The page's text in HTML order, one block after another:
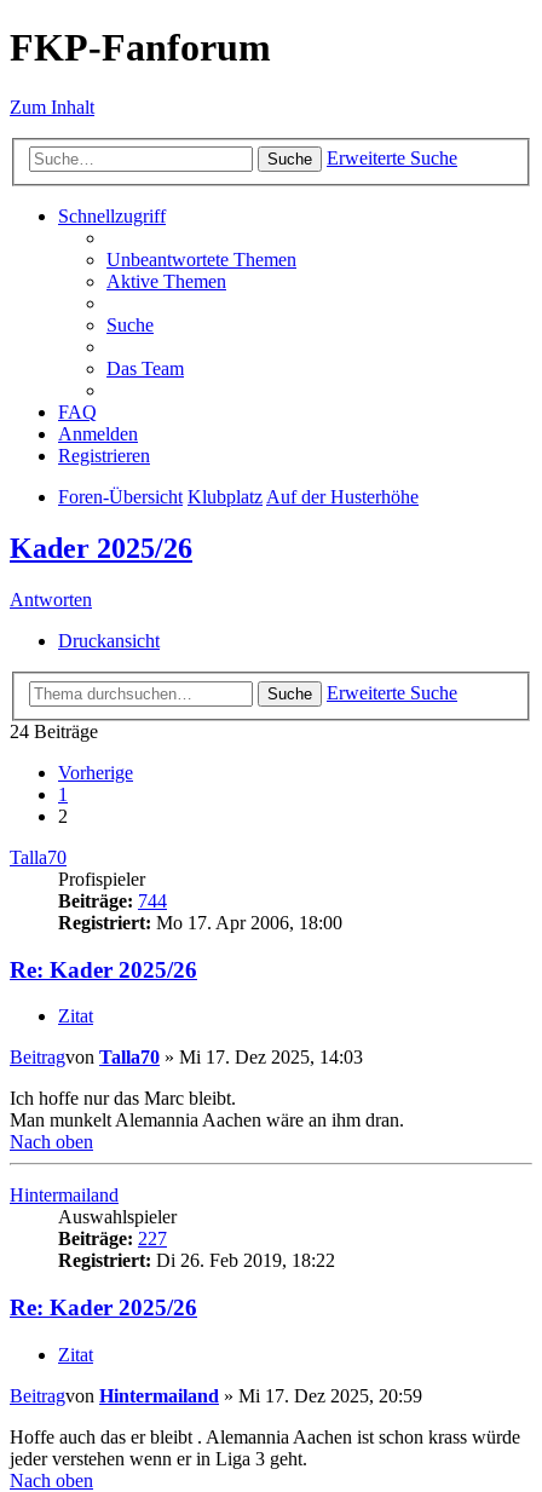
FKP-Fanforum
Zum Inhalt
Suche Erweiterte Suche
Schnellzugriff
Unbeantwortete Themen
Aktive Themen
Suche
Das Team
FAQ
Anmelden
Registrieren
Foren-Übersicht KlubplatzAuf der Husterhöhe
Kader 2025/26
Antworten
Druckansicht
Suche
Erweiterte Suche
24 Beiträge
Vorherige
1
2
Talla70
Profispieler
Beiträge: 744
Registriert: Mo 17. Apr 2006, 18:00
Re: Kader 2025/26
Zitat
Beitragvon Talla70 » Mi 17. Dez 2025, 14:03
Ich hoffe nur das Marc bleibt.
Man munkelt Alemannia Aachen wäre an ihm dran.
Nach oben
Hintermailand
Auswahlspieler
Beiträge: 227
Registriert: Di 26. Feb 2019, 18:22
Re: Kader 2025/26
Zitat
Beitragvon Hintermailand » Mi 17. Dez 2025, 20:59
Hoffe auch das er bleibt . Alemannia Aachen ist schon krass würde
jeder verstehen wenn er in Liga 3 geht.
Nach oben